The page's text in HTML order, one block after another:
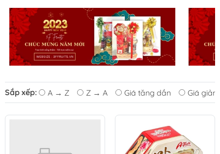
Sắp xếp: A → Z Z → A Giá tăng dần Giá